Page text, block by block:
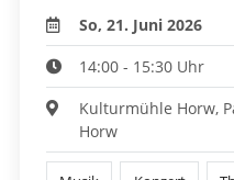
So, 21. Juni 2026
14:00 - 15:30 Uhr
Kulturmühle Horw,
Horw